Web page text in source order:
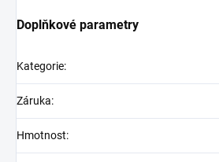
Doplňkové parametry
Kategorie:
Záruka:
Hmotnost: